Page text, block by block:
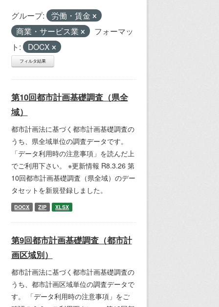
グループ:
労働・賃金
商業・サービス業
フォーマッ
ト:
DOCX
フィルタ結果
第10回都市計画基礎調査（県全
域）
都市計画法に基づく都市計画基礎調査の
うち、県全域単位の調査データです。
「データ利用時の注意事項」を読んだ上
でご利用下さい。 ※更新情報 R8.3.26 第
10回都市計画基礎調査（県全域）のデー
タセットを新規登録しました。
DOCX ZIP XLSX
第9回都市計画基礎調査（都市計
画区域別）
都市計画法に基づく都市計画基礎調査の
うち、都市計画区域単位の調査データで
す。 「データ利用時の注意事項」をご